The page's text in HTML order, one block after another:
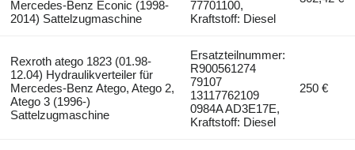
Mercedes-Benz Econic (1998-
2014) Sattelzugmaschine
77701100,
Kraftstoff: Diesel
Rexroth atego 1823 (01.98-
12.04) Hydraulikverteiler für
Mercedes-Benz Atego, Atego 2,
Atego 3 (1996-)
Sattelzugmaschine
Ersatzteilnummer:
R900561274
79107
13117762109
0984A AD3E17E,
Kraftstoff: Diesel
250 €